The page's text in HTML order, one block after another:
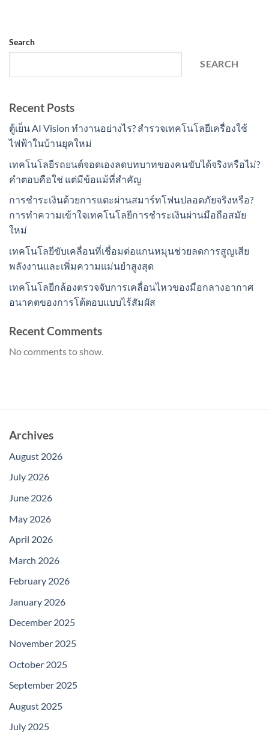
Search
SEARCH
Recent Posts
ตู้เย็น AI Vision ทำงานอย่างไร? สำรวจเทคโนโลยีเครื่องใช้
ไฟฟ้าในบ้านยุคใหม่
เทคโนโลยีรถยนต์จอดเองลดบทบาทของคนขับได้จริงหรือไม่?
คำตอบคือใช่ แต่มีข้อแม้ที่สำคัญ
การชำระเงินด้วยการแตะผ่านสมาร์ทโฟนปลอดภัยจริงหรือ?
การทำความเข้าใจเทคโนโลยีการชำระเงินผ่านมือถือสมัย
ใหม่
เทคโนโลยีขับเคลื่อนที่เชื่อมต่อแกนหมุนช่วยลดการสูญเสีย
พลังงานและเพิ่มความแม่นยำสูงสุด
เทคโนโลยีกล้องตรวจจับการเคลื่อนไหวของมือกลางอากาศ
อนาคตของการโต้ตอบแบบไร้สัมผัส
Recent Comments
No comments to show.
Archives
August 2026
July 2026
June 2026
May 2026
April 2026
March 2026
February 2026
January 2026
December 2025
November 2025
October 2025
September 2025
August 2025
July 2025